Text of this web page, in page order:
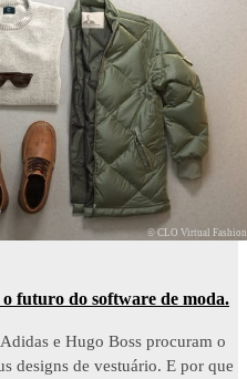
© CLO Virtual Fashion
futuro do software de moda.
e Hugo Boss procuram o
designs de vestuário. E por que